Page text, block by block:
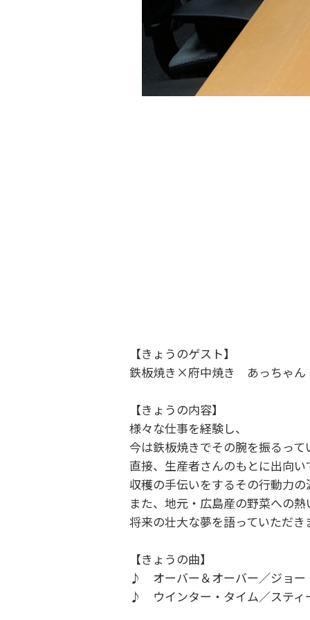
【きょうのゲスト】
鉄板焼き×府中焼き あっちゃ
【きょうの内容】
様々な仕事を経験し、
今は鉄板焼きでその腕を振るっ
直接、生産者さんのもとに出向い
収穫の手伝いをするその行動力
また、地元・広島産の野菜への熱
将来の壮大な夢を語っていただき
【きょうの曲】
♪ オーバー＆オーバー／ジョー
♪ ウインター・タイム／スティ